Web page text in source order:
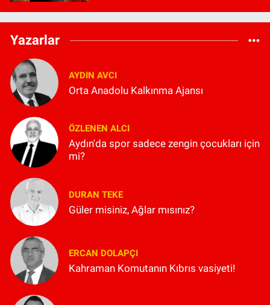
Yazarlar
AYDIN AVCI
Orta Anadolu Kalkınma Ajansı
ÖZLENEN ALCI
Aydın'da spor sadece zengin çocukları için
mi?
DURAN TEKE
Güler misiniz, Ağlar mısınız?
ERCAN DOLAPÇI
Kahraman Komutanın Kıbrıs vasiyeti!